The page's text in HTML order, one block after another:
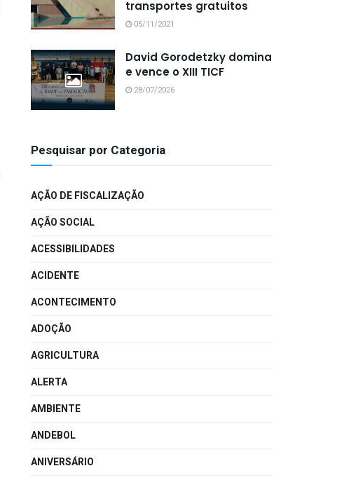
transportes gratuitos
05/11/2021
David Gorodetzky domina
e vence o XIII TICF
28/07/2026
Pesquisar por Categoria
AÇÃO DE FISCALIZAÇÃO
AÇÃO SOCIAL
ACESSIBILIDADES
ACIDENTE
ACONTECIMENTO
ADOÇÃO
AGRICULTURA
ALERTA
AMBIENTE
ANDEBOL
ANIVERSÁRIO